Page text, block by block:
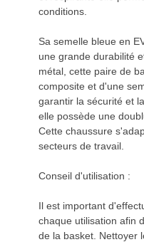
conditions.
Sa semelle bleue en
une grande durabilité
métal, cette paire de
composite et d'une
garantir la sécurité et
elle possède une
Cette chaussure
secteurs de travail.
Conseil d'utilisation :
Il est important
chaque utilisation afin
de la basket. Nettoyer